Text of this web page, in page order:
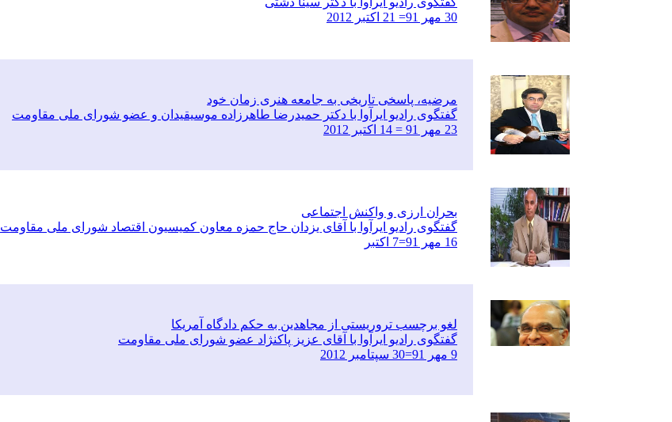
30 مهر 91= 21 اکتبر 2012
مرضیه، پاسخی تاریخی به جامعه هنری زمان خود
گفتگوی رادیو ایرآوا با دکتر حمیدرضا طاهرزاده موسیقیدان و عضو شورای ملی مقاومت
23 مهر 91 = 14 اکتبر 2012
بحران ارزی و واکنش اجتماعی
گفتگوی رادیو ایرآوا با آقای یزدان حاج حمزه معاون کمیسیون اقتصاد شورای ملی مقاومت
16 مهر 91=7 اکتبر
لغو برچسب تروریستی از مجاهدین به حکم دادگاه آمریکا
گفتگوی رادیو ایرآوا با آقای عزیز پاکنژاد عضو شورای ملی مقاومت
9 مهر 91=30 سپتامبر 2012